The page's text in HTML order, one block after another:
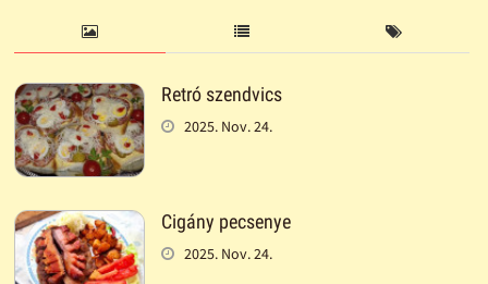
Retró szendvics
2025. Nov. 24.
Cigány pecsenye
2025. Nov. 24.